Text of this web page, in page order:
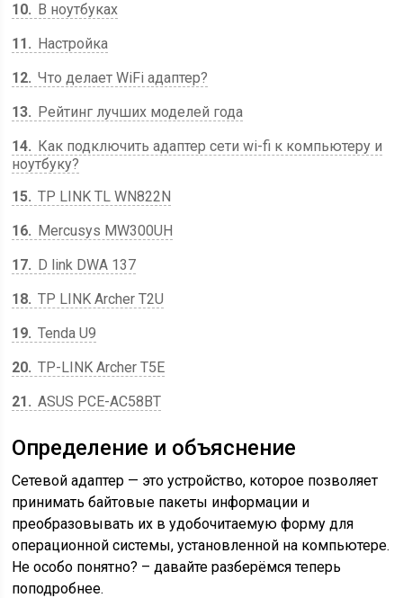
10
В ноутбуках
11
Настройка
12 Что делает WiFi адаптер?
13
Рейтинг лучших моделей года
14
Как подключить адаптер сети wi-fi к компьютеру и
ноутбуку?
15 TP LINK TL WN822N
16
Mercusys MW300UH
17
D link DWA 137
18 TP LINK Archer T2U
19 Tenda U9
20 TP-LINK Archer T5E
21
ASUS PCE-AC58BT
Определение и объяснение
Сетевой адаптер — это устройство, которое позволяет
принимать байтовые пакеты информации и
преобразовывать их в удобочитаемую форму для
операционной системы, установленной на компьютере.
Не особо понятно? – давайте разберёмся теперь
поподробнее.